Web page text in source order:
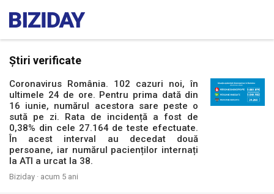
Știri verificate
Coronavirus România. 102 cazuri noi, în
ultimele 24 de ore. Pentru prima dată din
16 iunie, numărul acestora sare peste o
sută pe zi. Rata de incidență a fost de
0,38% din cele 27.164 de teste efectuate.
În acest interval au decedat două
persoane, iar numărul pacienților internați
la ATI a urcat la 38.
Biziday · acum 5 ani